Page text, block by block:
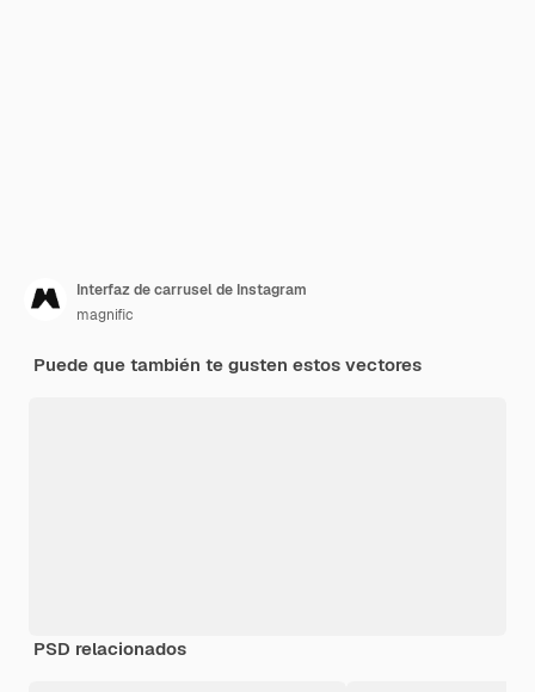
Interfaz de carrusel de Instagram
magnific
Puede que también te gusten estos vectores
PSD relacionados